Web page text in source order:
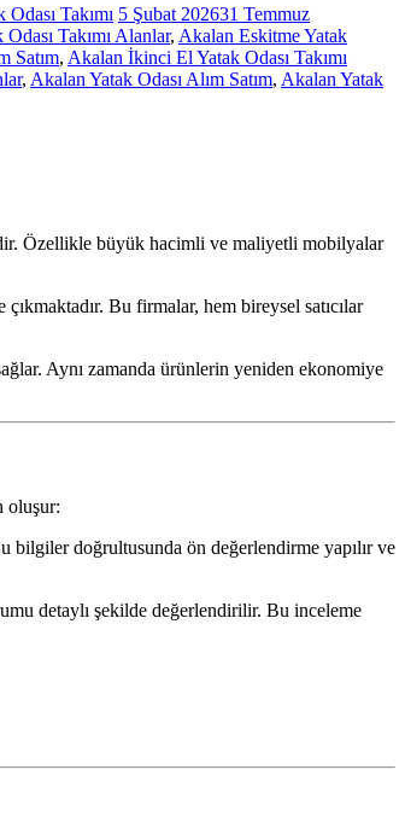
Takımı 5 Şubat 202631 Temmuz
Takımı Alanlar, Akalan Eskitme Yatak
Satım, Akalan İkinci El Yatak Odası Takımı
, Akalan Yatak Odası Alım Satım, Akalan Yatak
Özellikle büyük hacimli ve maliyetli mobilyalar
Bu firmalar, hem bireysel satıcılar
Aynı zamanda ürünlerin yeniden ekonomiye
oluşur:
bilgiler doğrultusunda ön değerlendirme yapılır ve
detaylı şekilde değerlendirilir. Bu inceleme